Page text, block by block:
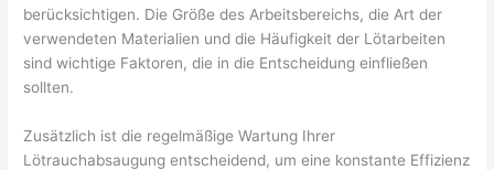
berücksichtigen. Die Größe des Arbeitsbereichs, die Art der
verwendeten Materialien und die Häufigkeit der Lötarbeiten
sind wichtige Faktoren, die in die Entscheidung einfließen
sollten.
Zusätzlich ist die regelmäßige Wartung Ihrer
Lötrauchabsaugung entscheidend, um eine konstante Effizienz